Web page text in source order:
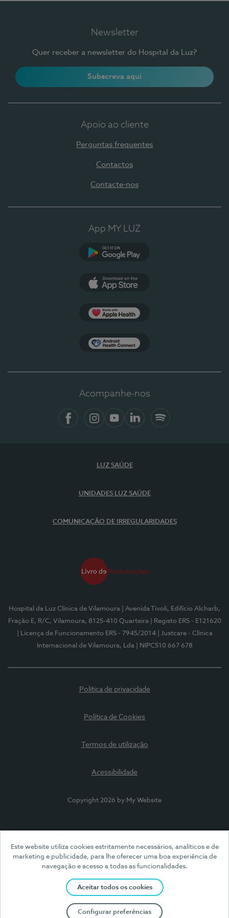
Este website utiliza cookies estritamente necessários, analíticos e de
marketing e publicidade, para lhe oferecer uma boa experiência de
navegação e acesso a todas as funcionalidades.
Aceitar todos os cookies
Configurar preferências
Newsletter
Quer receber a newsletter do Hospital da Luz?
Subscreva aqui
Apoio ao cliente
Perguntas frequentes
Contactos
Contacte-nos
App MY LUZ
Acompanhe-nos
LUZ SAÚDE
UNIDADES LUZ SAÚDE
COMUNICAÇÃO DE IRREGULARIDADES
Hospital da Luz Clínica de Vilamoura
| Avenida Tivoli, Edifício Alcharb,
Fração E, R/C, Vilamoura, 8125-410 Quarteira
| Registo ERS - E121620
| Licença de Funcionamento ERS - 7945/2014
| Justcare - Clínica
Internacional de Vilamoura, Lda
| NIPC510 667 678
Política de privacidade
Política de Cookies
Termos de utilização
Acessibilidade
Copyright 2026 by My Website